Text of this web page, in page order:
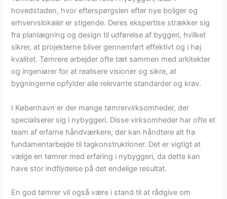
hovedstaden, hvor efterspørgslen efter nye boliger og
erhvervslokaler er stigende. Deres ekspertise strækker sig
fra planlægning og design til udførelse af byggeri, hvilket
sikrer, at projekterne bliver gennemført effektivt og i høj
kvalitet. Tømrere arbejder ofte tæt sammen med arkitekter
og ingeniører for at realisere visioner og sikre, at
bygningerne opfylder alle relevante standarder og krav.
I København er der mange tømrervirksomheder, der
specialiserer sig i nybyggeri. Disse virksomheder har ofte et
team af erfarne håndværkere, der kan håndtere alt fra
fundamentarbejde til tagkonstruktioner. Det er vigtigt at
vælge en tømrer med erfaring i nybyggeri, da dette kan
have stor indflydelse på det endelige resultat.
En god tømrer vil også være i stand til at rådgive om